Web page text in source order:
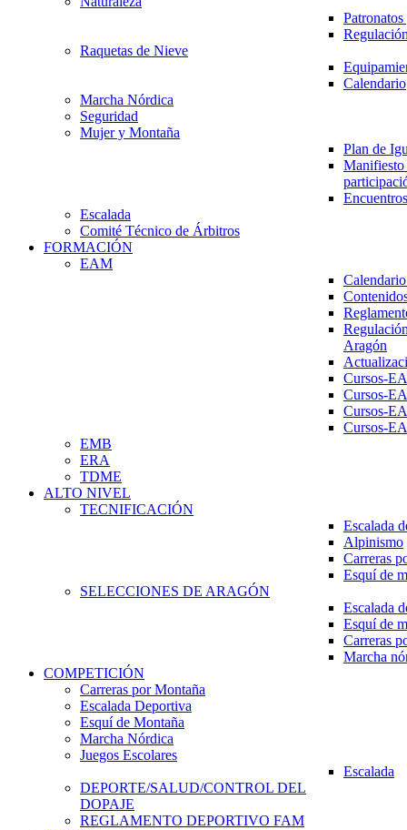
Raquetas de Nieve
Calendario
Marcha Nórdica
Seguridad
Mujer y Montaña
Plan de
Escalada
Comité Técnico de Árbitros
FORMACIÓN
EAM
Aragón
Cursos-
Cursos-
Cursos-
Cursos-
EMB
ERA
TDME
ALTO NIVEL
TECNIFICACIÓN
Escalada
Alpinismo
Carreras
Esquí de
SELECCIONES DE ARAGÓN
Escalada
Esquí de
Carreras
Marcha
COMPETICIÓN
Carreras por Montaña
Escalada Deportiva
Esquí de Montaña
Marcha Nórdica
Juegos Escolares
Escalada
DEPORTE/SALUD/CONTROL DEL
DOPAJE
REGLAMENTO DEPORTIVO FAM